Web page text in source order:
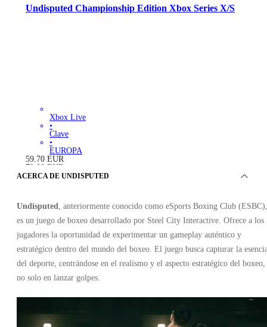
Undisputed Championship Edition Xbox Series X/S
Xbox Live
•
Clave
•
EUROPA
59.70 EUR
79.99 EUR
-25%
ACERCA DE UNDISPUTED
Undisputed
, anteriormente conocido como eSports Boxing Club (ESBC),
es un juego de boxeo desarrollado por Steel City Interactive. Ofrece a los
jugadores la oportunidad de experimentar un gameplay auténtico y
estratégico dentro del mundo del boxeo. El juego busca capturar la
del deporte, centrándose en el realismo y el aspecto estratégico del boxeo,
no solo en lanzar golpes.